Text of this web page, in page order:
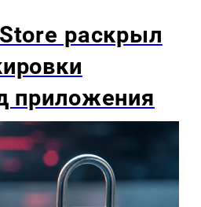
раскрыл
приложения